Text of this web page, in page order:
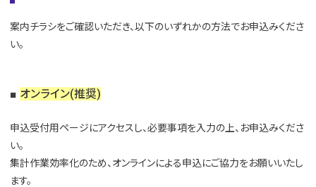
案内チラシをご確認いただき、以下のいずれかの方法でお申込みくださ
い。
■ オンライン(推奨)
申込受付用ページにアクセスし、必要事項を入力の上、お申込みくださ
い。
集計作業効率化のため、オンラインによる申込にご協力をお願いいたし
ます。